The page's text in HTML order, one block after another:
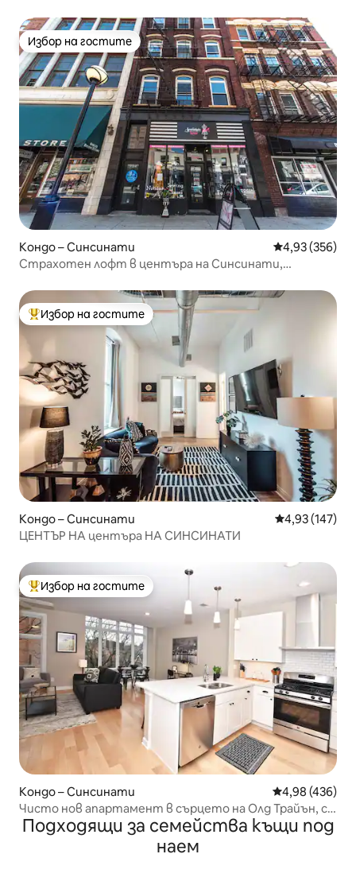
Избор на гостите
Избор на гостите
Кондо – Синсинати Средна
4,93 (356)
Страхотен лофт в центъра на Синсинати,
Най-популярен избор на гостите
Избор на гостите
Кондо – Синсинати Средна
4,93 (147)
ЦЕНТЪР НА центъра НА СИНСИНАТИ
Най-популярен избор на гостите
Избор на гостите
Кондо – Синсинати Средна
4,98 (436)
Чисто нов апартамент в сърцето на Олд Трайън, с
паркинг!
Подходящи за семейства къщи под
наем